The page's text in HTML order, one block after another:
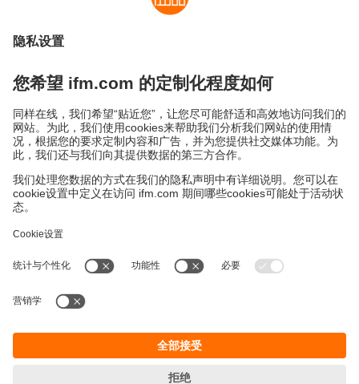
心動了嗎？請立即來電！我們會一路陪伴您。為了滿足
–從策略諮詢到開發獨立軟體及硬體解決方案，以及相
永續發展
條款與條件
隱私保護
ifm electronic (HK) Ltd
宜福門電子(香港)有限公司
Unit 1002-04,
Kwai Chung, N.T.,